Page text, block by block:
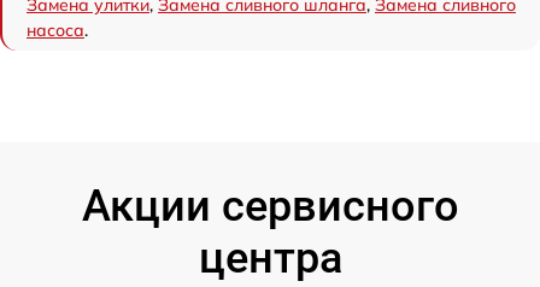
Замена улитки, Замена сливного шланга, Замена сливного
насоса.
Акции сервисного
центра